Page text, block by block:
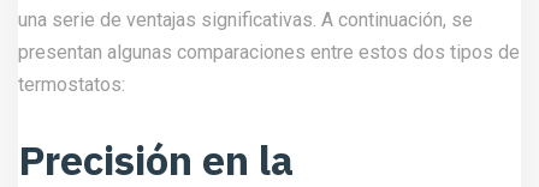
una serie de ventajas significativas. A continuación, se
presentan algunas comparaciones entre estos dos tipos de
termostatos:
Precisión en la